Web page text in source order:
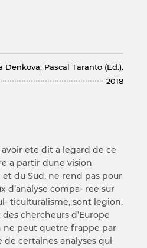
Pascal Taranto (Ed.).
2018
ete dit a legard de ce
a partir dune vision
du Sud, ne rend pas pour
d’analyse compa- ree sur
ticulturalisme, sont legion.
chercheurs d’Europe
ne peut quetre frappe par
certaines analyses qui